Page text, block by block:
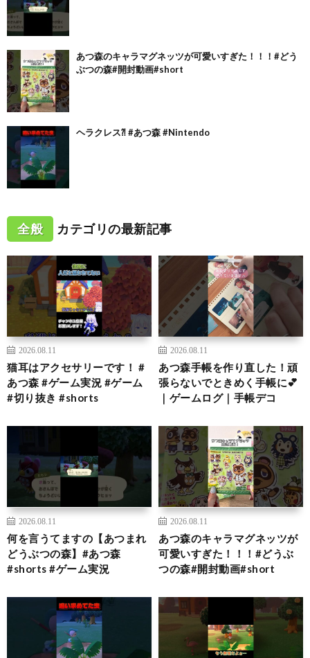
あつ森のキャラマグネッツが可愛いすぎた！！！#どう
ぶつの森#開封動画#short
ヘラクレス⁈ #あつ森 #Nintendo
全般 カテゴリの最新記事
2026.08.11
猫耳はアクセサリーです！ #
あつ森 #ゲーム実況 #ゲーム
#切り抜き #shorts
2026.08.11
あつ森手帳を作り直した！頑
張らないでときめく手帳に💕
｜ゲームログ｜手帳デコ
2026.08.11
何を言うてますの【あつまれ
どうぶつの森】#あつ森
#shorts #ゲーム実況
2026.08.11
あつ森のキャラマグネッツが
可愛いすぎた！！！#どうぶ
つの森#開封動画#short